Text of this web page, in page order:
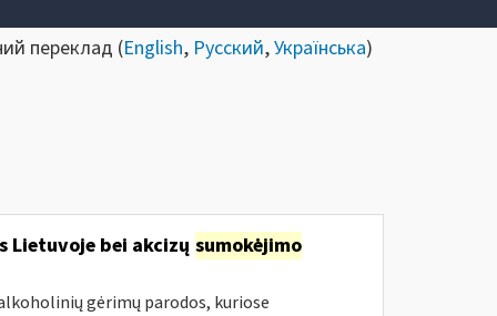
переклад (English, Русский,Українська)
Lietuvoje bei akcizų sumokėjimo
gėrimų parodos, kuriose